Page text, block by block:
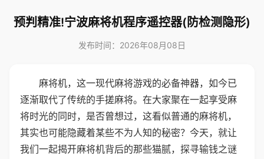
预判精准!宁波麻将机程序遥控器(防检测隐形)
发布时间：2026年08月08日
麻将机，这一现代麻将游戏的必备神器，如今已
逐渐取代了传统的手搓麻将。在大家聚在一起享受麻
将时光的同时，是否曾想过，这看似普通的麻将机，
其实也可能隐藏着某些不为人知的秘密？今天，就让
我们一起揭开麻将机背后的那些猫腻，探寻输钱之谜